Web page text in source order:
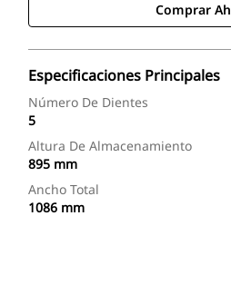
Comprar
Especificaciones Principales
Número De Dientes
5
Altura De Almacenamiento
895 mm
Ancho Total
1086 mm